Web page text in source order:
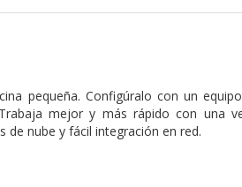
pequeña. Configúralo con un
mejor y más rápido con una
nube y fácil integración en red.